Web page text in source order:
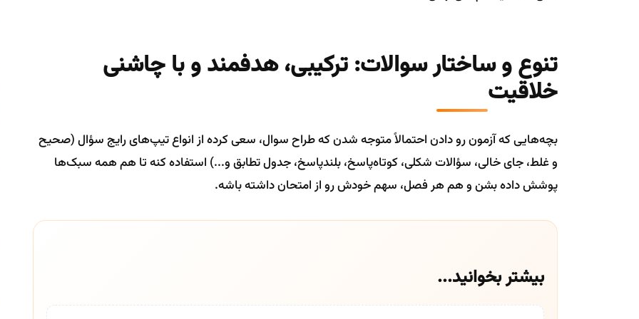
تنوع و ساختار سوالات: ترکیبی، هدفمند و با چاشنی
خلاقیت
بچه‌هایی که آزمون رو دادن احتمالاً متوجه شدن که طراح سوال، سعی کرده از انواع تیپ‌های رایج سؤال (صحیح
و غلط، جای خالی، سؤالات شکلی، کوتاه‌پاسخ، بلندپاسخ، جدول تطابق و...) استفاده کنه تا هم همه سبک‌ها
پوشش داده بشن و هم هر فصل، سهم خودش رو از امتحان داشته باشه.
بیشتر بخوانید...